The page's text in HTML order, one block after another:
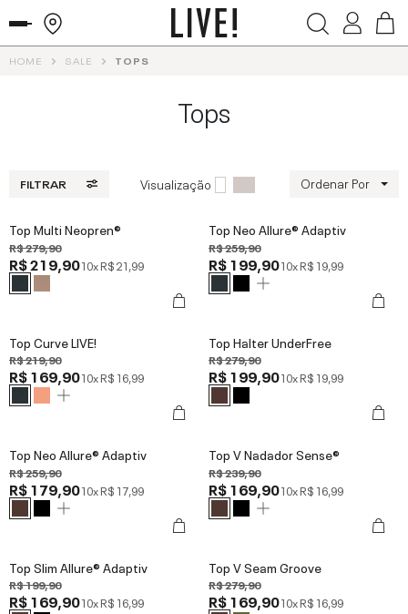
HOME SALE TOPS
Tops
FILTRAR Visualização Ordenar Por
Top Multi Neopren®
R$ 279,90
R$ 219,9010xR$ 21,99
Top Neo Allure® Adaptiv
R$ 259,90
R$ 199,9010xR$ 19,99
Top Curve LIVE!
R$ 219,90
R$ 169,9010xR$ 16,99
Top Halter UnderFree
R$ 279,90
R$ 199,9010xR$ 19,99
Top Neo Allure® Adaptiv
R$ 259,90
R$ 179,9010xR$ 17,99
Top V Nadador Sense®
R$ 239,90
R$ 169,9010xR$ 16,99
Top Slim Allure® Adaptiv
R$ 199,90
R$ 169,9010xR$ 16,99
Top V Seam Groove
R$ 279,90
R$ 169,9010xR$ 16,99